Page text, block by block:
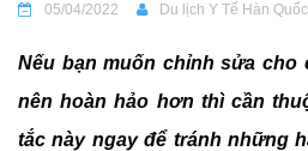
05/04/2022 Du lịch Y Tế Hàn Quốc
Nếu bạn muốn chỉnh sửa cho
nên hoàn hảo hơn thì cần
tắc này ngay để tránh những